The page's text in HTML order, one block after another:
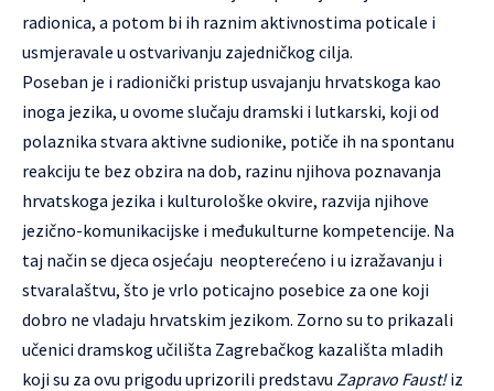
radionica, a potom bi ih raznim aktivnostima poticale i
usmjeravale u ostvarivanju zajedničkog cilja.
Poseban je i radionički pristup usvajanju hrvatskoga kao
inoga jezika, u ovome slučaju dramski i lutkarski, koji od
polaznika stvara aktivne sudionike, potiče ih na spontanu
reakciju te bez obzira na dob, razinu njihova poznavanja
hrvatskoga jezika i kulturološke okvire, razvija njihove
jezično-komunikacijske i međukulturne kompetencije. Na
taj način se djeca osjećaju neopterećeno i u izražavanju i
stvaralaštvu, što je vrlo poticajno posebice za one koji
dobro ne vladaju hrvatskim jezikom. Zorno su to prikazali
učenici dramskog učilišta Zagrebačkog kazališta mladih
koji su za ovu prigodu uprizorili predstavu Zapravo Faust!iz